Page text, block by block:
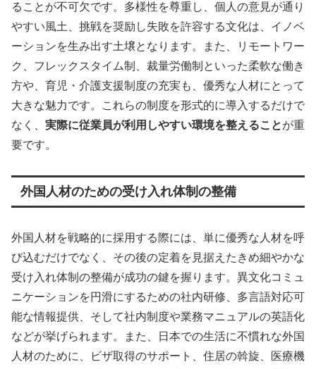
ることが不可欠です。多様性を尊重し、個人の意見が通り
やすい風土、挑戦を奨励し失敗を許容する文化は、イノベ
ーションを生み出す土壌となります。また、リモートワー
ク、フレックスタイム制、裁量労働制といった柔軟な働き
方や、育児・介護支援制度の充実も、優秀な人材にとって
大きな魅力です。これらの制度を形式的に導入するだけで
なく、 実際に従業員が利用しやすい環境を整えることが重
要です。
外国人材のための受け入れ体制の整備
外国人材を戦略的に採用する際には、単に優秀な人材を呼
び込むだけでなく、その後の定着を見据えたきめ細やかな
受け入れ体制の整備が成功の鍵を握ります。異文化コミュ
ニケーションを円滑にするための社内研修、多言語対応可
能な情報提供、そして社内制度や業務マニュアルの英語化
などが挙げられます。また、日本での生活に不慣れな外国
人材のために、ビザ取得のサポート、住居の斡旋、医療機